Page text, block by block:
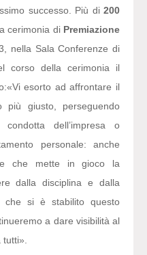
successo. Più di 200
cerimonia di Premiazione
nella Sala Conferenze di
corso della cerimonia il
«Vi esorto ad affrontare il
giusto, perseguendo
dell’impresa o
personale: anche
e che mette in gioco la
dalla disciplina e dalla
che si è stabilito questo
a dare visibilità al